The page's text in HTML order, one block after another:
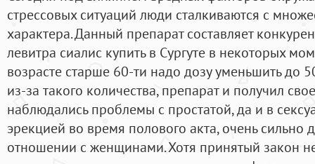
стрессовых ситуаций люди сталкиваются с
характера. Данный препарат составляет
левитра сиалис купить в Сургуте в некоторых
возрасте старше 60-ти надо дозу уменьшить до
из-за такого количества, препарат и получил
наблюдались проблемы с простатой, да и в
эрекцией во время полового акта, очень сильно
отношении с женщинами. Хотя принятый закон